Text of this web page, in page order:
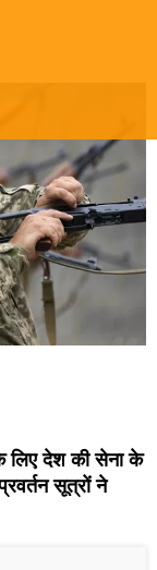
लिए देश की सेना के
सूत्रों ने